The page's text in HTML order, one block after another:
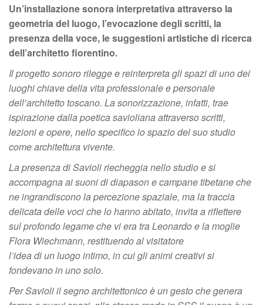
Un’installazione sonora interpretativa attraverso la
geometria del luogo, l’evocazione degli scritti, la
presenza della voce, le suggestioni artistiche di ricerca
dell’architetto fiorentino.
Il progetto sonoro rilegge e reinterpreta gli spazi di uno dei
luoghi chiave della vita professionale e personale
dell’architetto toscano. La sonorizzazione, infatti, trae
ispirazione dalla poetica savioliana attraverso scritti,
lezioni e opere, nello specifico lo spazio del suo studio
come architettura vivente.
La presenza di Savioli riecheggia nello studio e si
accompagna ai suoni di diapason e campane tibetane che
ne ingrandiscono la percezione spaziale, ma la traccia
delicata delle voci che lo hanno abitato, invita a riflettere
sul profondo legame che vi era tra Leonardo e la moglie
Flora Wiechmann, restituendo al visitatore
l’idea di un luogo intimo, in cui gli animi creativi si
fondevano in uno solo.
Per Savioli il segno architettonico è un gesto che genera